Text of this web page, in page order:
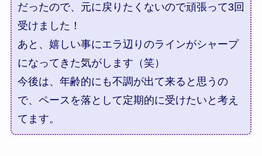
だったので、元に戻りたくないので頑張って3回
受けました！
あと、嬉しい事にエラ辺りのラインがシャープ
になってきた気がします（笑）
今後は、年齢的にも不調が出て来ると思うの
で、ペースを落として定期的に受けたいと考え
てます。